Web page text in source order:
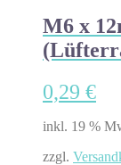
M6 x
0,29 €
inkl. 19 %
zzgl.